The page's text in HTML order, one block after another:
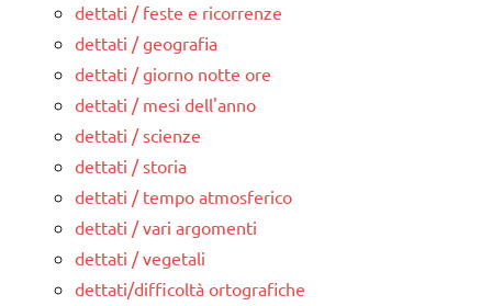
dettati / feste e ricorrenze
dettati / geografia
dettati / giorno notte ore
dettati / mesi dell'anno
dettati / scienze
dettati / storia
dettati / tempo atmosferico
dettati / vari argomenti
dettati / vegetali
dettati/difficoltà ortografiche